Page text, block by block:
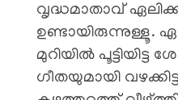
വൃദ്ധമാതാവ്
ഉണ്ടായിരുന്നുള്ളൂ.
മുറിയിൽ പൂട്ടിയിട്ട
ഗീതയുമായി